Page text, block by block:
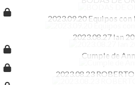
2023.09.20 Equipos con
2023.08.27 Ian
Cumple de
2023.08.23